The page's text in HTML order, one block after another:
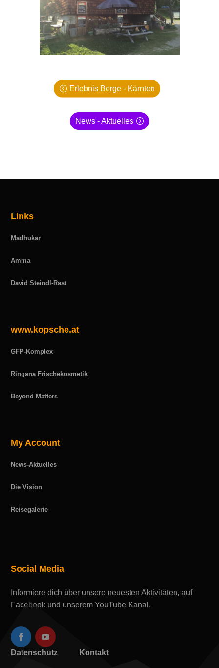
Erlebnis Berge - Kärnten
News - Aktuelles
Links
Madhukar
Amma
David Steindl-Rast
www.kopsche.at
GFP-Komplex
Ringana Frischekosmetik
Beyond Matters
My Account
News-Aktuelles
Die Vision
Reisegalerie
Social Media
Informiere dich über unsere neuesten Aktivitäten, auf
Facebook und unserem YouTube Kanal.
Datenschutz Kontakt